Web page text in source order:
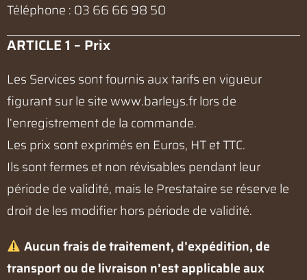
Téléphone : 03 66 66 98 50
ARTICLE 1 – Prix
Les Services sont fournis aux tarifs en vigueur
figurant sur le sitewww.barleys.frlors de
l’enregistrement de la commande.
Les prix sont exprimés en Euros, HT et TTC.
Ils sont fermes et non révisables pendant leur
période de validité, mais le Prestataire se réserve le
droit de les modifier hors période de validité.
Aucun frais de traitement, d’expédition, de
transport ou de livraison n’est applicable aux